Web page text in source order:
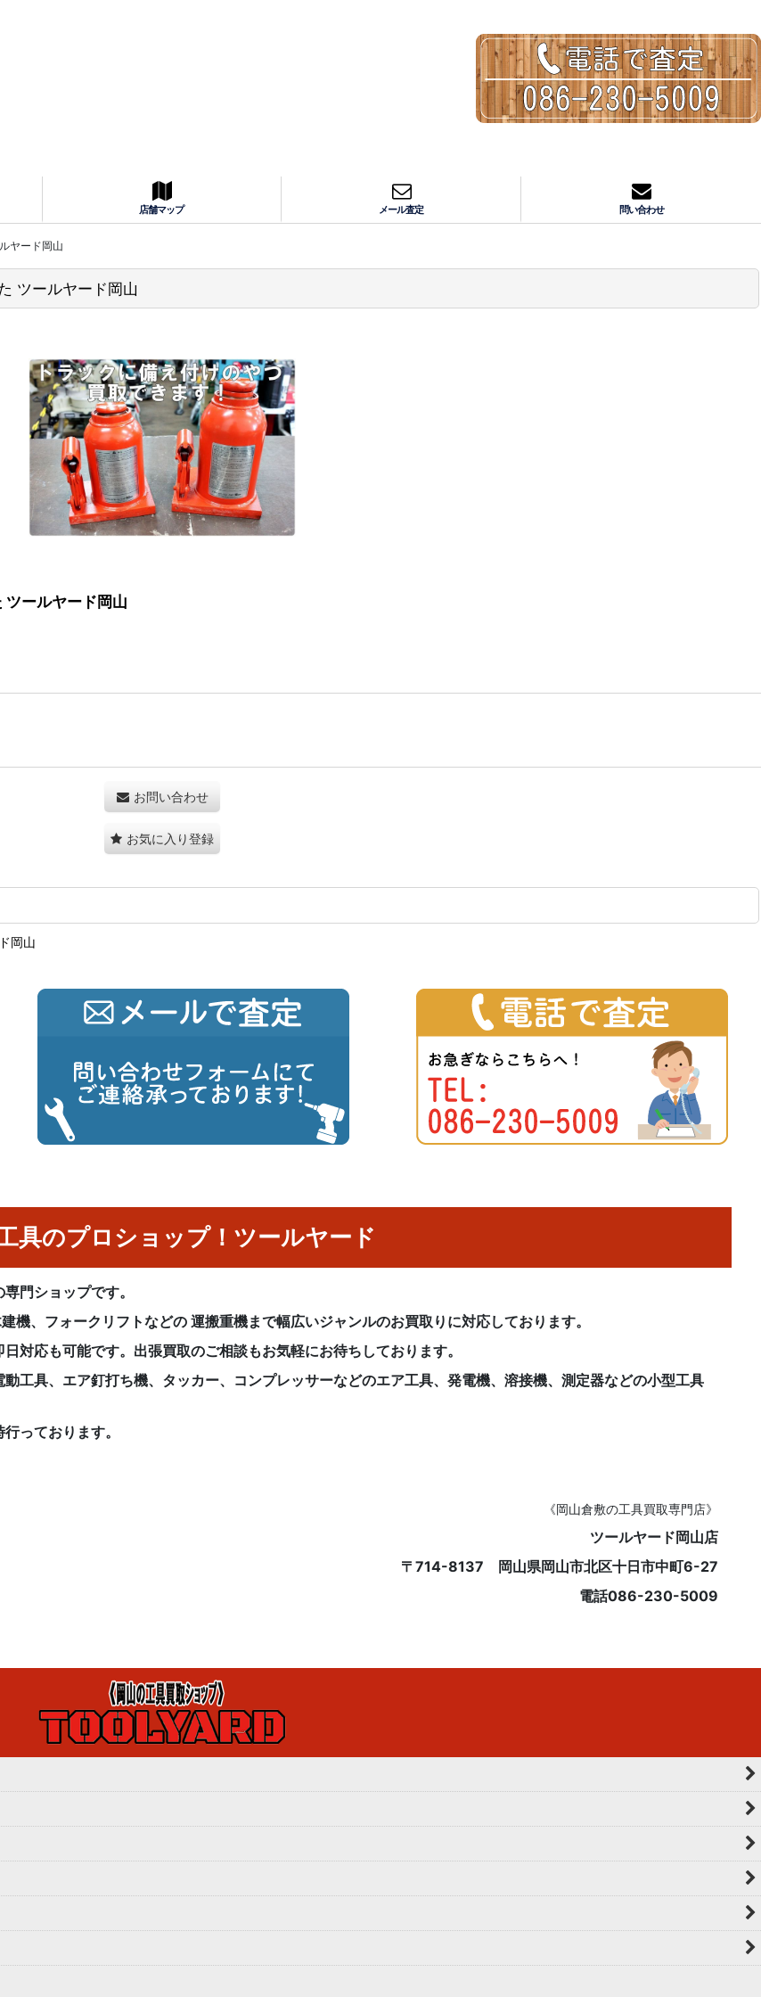
店舗マップ メール査定 問い合わせ
ヤード岡山
ツールヤード岡山
ツールヤード岡山
お問い合わせ
お気に入り登録
岡山
具のプロショップ！ツールヤード
門ショップです。
、フォークリフトなどの 運搬重機まで幅広いジャンルのお買取りに対応しております。
対応も可能です。出張買取のご相談もお気軽にお待ちしております。
工具、エア釘打ち機、タッカー、コンプレッサーなどのエア工具、発電機、溶接機、測定器などの小型工具
っております。
《岡山倉敷の工具買取専門店》
ツールヤード岡山店
〒714-8137 岡山県岡山市北区十日市中町6-27
電話086-230-5009